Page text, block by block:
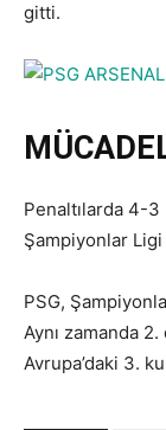
gitti.
Penaltılarda 4-3
Şampiyonlar Ligi
PSG,
Aynı zamanda
Avrupa’daki 3.